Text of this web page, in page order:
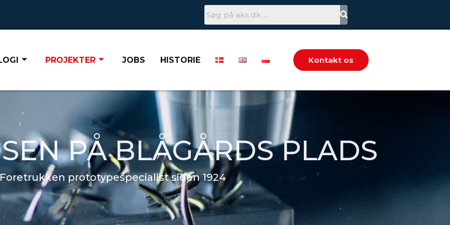
PROJEKTER JOBS HISTORIE Kontakt os
PÅ BLÅGÅRDS PLADS
Foretrukken prototypespecialist siden 1924